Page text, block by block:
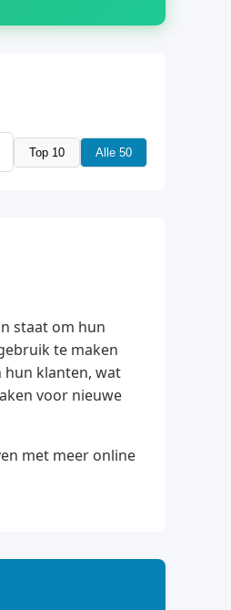
Top 10 Alle 50
staat om hun
te maken
hun klanten, wat
voor nieuwe
met meer online